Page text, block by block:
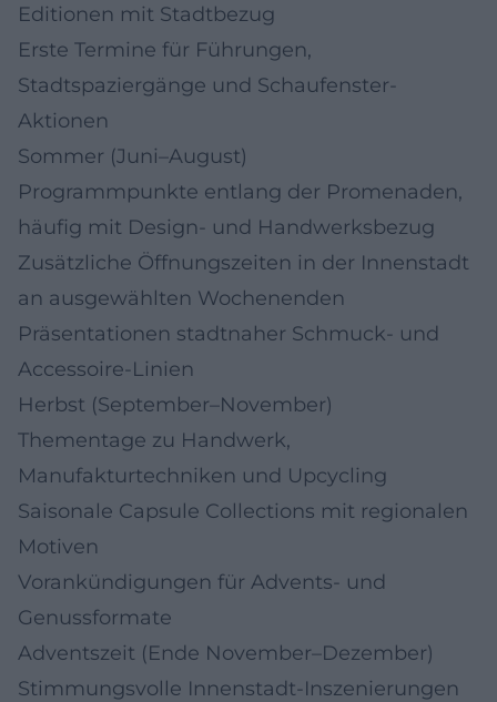
Editionen mit Stadtbezug
Erste Termine für Führungen,
Stadtspaziergänge und Schaufenster-
Aktionen
Sommer (Juni–August)
Programmpunkte entlang der Promenaden,
häufig mit Design- und Handwerksbezug
Zusätzliche Öffnungszeiten in der Innenstadt
an ausgewählten Wochenenden
Präsentationen stadtnaher Schmuck- und
Accessoire-Linien
Herbst (September–November)
Thementage zu Handwerk,
Manufakturtechniken und Upcycling
Saisonale Capsule Collections mit regionalen
Motiven
Vorankündigungen für Advents- und
Genussformate
Adventszeit (Ende November–Dezember)
Stimmungsvolle Innenstadt-Inszenierungen